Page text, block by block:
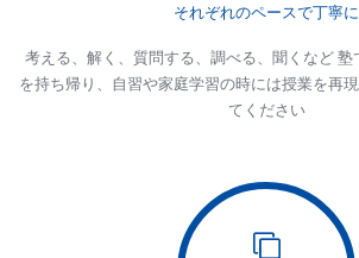
それぞれのペースで丁寧に
考える、解く、質問する、調べる、聞くなど
を持ち帰り、自習や家庭学習の時には授業を再
てください